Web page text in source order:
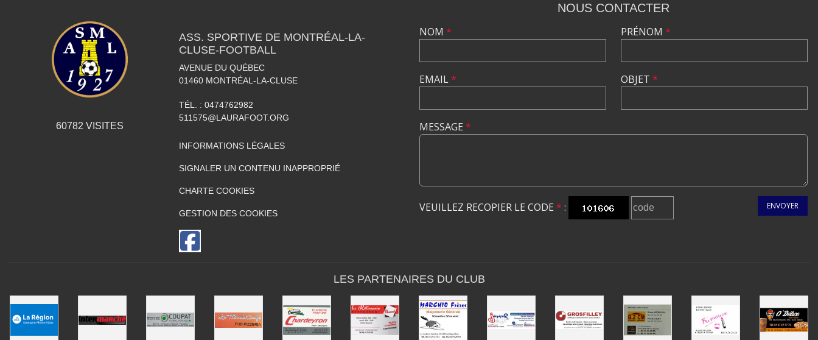
60782 VISITES
ASS. SPORTIVE DE MONTRÉAL-LA-
CLUSE-FOOTBALL
AVENUE DU QUÉBEC
01460 MONTRÉAL-LA-CLUSE
TÉL. : 0474762982
511575@LAURAFOOT.ORG
INFORMATIONS LÉGALES
SIGNALER UN CONTENU INAPPROPRIÉ
CHARTE COOKIES
GESTION DES COOKIES
NOUS CONTACTER
NOM *
EMAIL*
PRÉNOM *
OBJET *
MESSAGE *
VEUILLEZ RECOPIER LE CODE * : ENVOYER
LES PARTENAIRES DU CLUB